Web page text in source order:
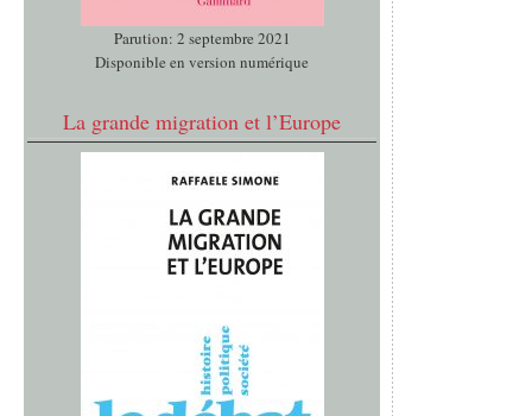
Parution: 2 septembre 2021
Disponible en version numérique
La grande migration et l’Europe